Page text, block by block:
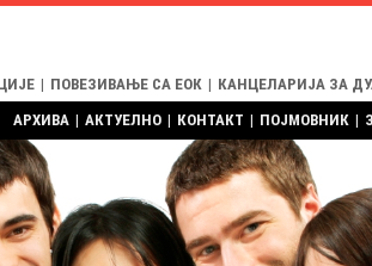
| ПОВЕЗИВАЊЕ СА ЕОК | КАНЦЕЛАРИЈА ЗА
АРХИВА | АКТУЕЛНО | КОНТАКТ | ПОЈМОВНИК |